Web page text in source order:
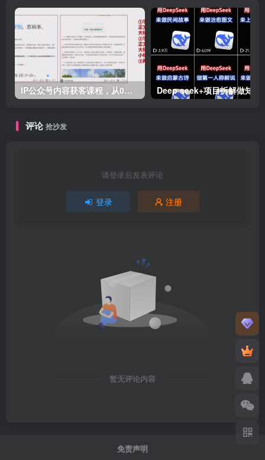
IP公众号内容获客课程，从0到1带你实现商业化布局
评论抢沙发
请登录后发表评论
登录 注册
暂无评论内容
免责声明